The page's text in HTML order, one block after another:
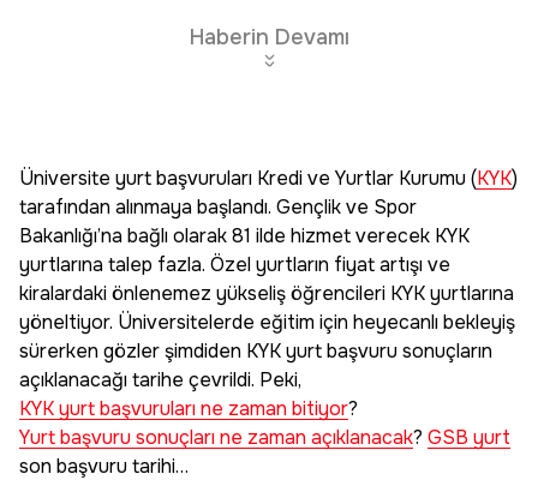
Haberin Devamı
Üniversite yurt başvuruları Kredi ve Yurtlar Kurumu (KYK)
tarafından alınmaya başlandı. Gençlik ve Spor
Bakanlığı’na bağlı olarak 81 ilde hizmet verecek KYK
yurtlarına talep fazla. Özel yurtların fiyat artışı ve
kiralardaki önlenemez yükseliş öğrencileri KYK yurtlarına
yöneltiyor. Üniversitelerde eğitim için heyecanlı bekleyiş
sürerken gözler şimdiden KYK yurt başvuru sonuçların
açıklanacağı tarihe çevrildi. Peki,
KYK yurt başvuruları ne zaman bitiyor?
Yurt başvuru sonuçları ne zaman açıklanacak? GSB yurt
son başvuru tarihi…